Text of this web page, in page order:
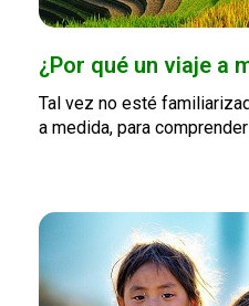
¿Por qué un viaje a
Tal vez no esté
a medida, para